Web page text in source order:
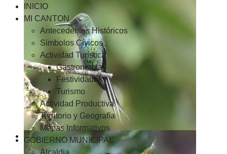
INICIO
MI CANTON
Antecedentes Históricos
Simbolos Cívicos
Actividad Turística
Gastronomía
Festividades
Turismo
Actividad Productiva
Territorio y Geografía
Mapas Informativos
GOBIERNO MUNICIPAL
Alcaldia